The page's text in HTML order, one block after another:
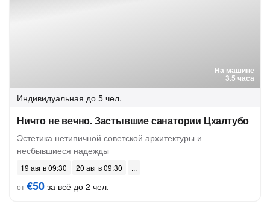
На машине
3.5 часа
Индивидуальная до 5 чел.
Ничто не вечно. Застывшие санатории Цхалтубо
Эстетика нетипичной советской архитектуры и
несбывшиеся надежды
19 авг в 09:30
20 авг в 09:30
от€50 за всё до 2 чел.